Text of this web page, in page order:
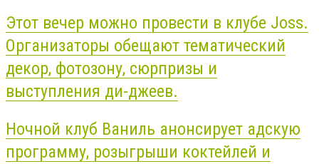
Этот вечер можно провести в клубе Joss.
Организаторы обещают тематический
декор, фотозону, сюрпризы и
выступления ди-джеев.
Ночной клуб Ваниль анонсирует адскую
программу, розыгрыши коктейлей и